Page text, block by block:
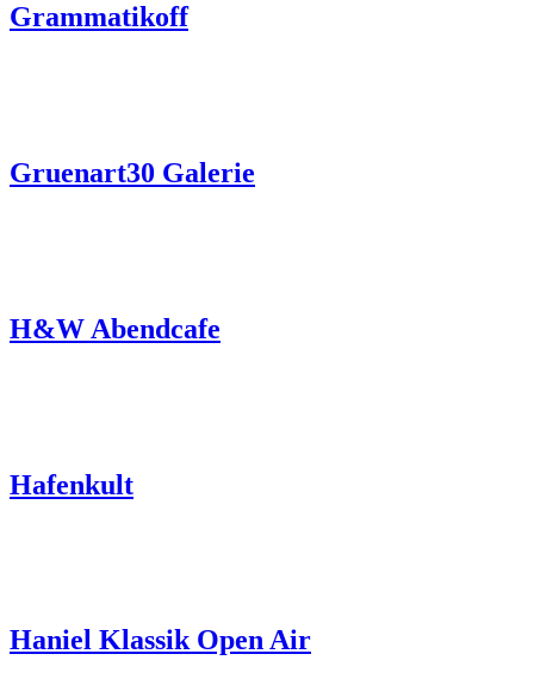
Grammatikoff
Gruenart30 Galerie
H&W Abendcafe
Hafenkult
Haniel Klassik Open Air